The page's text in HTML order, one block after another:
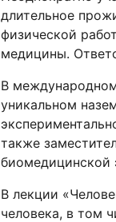
длительное
физической
медицины.
В
уникальном
также
биомедицинской
В лекции
человека, в том